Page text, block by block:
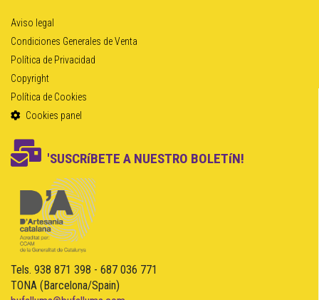
Aviso legal
Condiciones Generales de Venta
Política de Privacidad
Copyright
Política de Cookies
Cookies panel
'SUSCRíBETE A NUESTRO BOLETíN!
Tels. 938 871 398 - 687 036 771
TONA (Barcelona/Spain)